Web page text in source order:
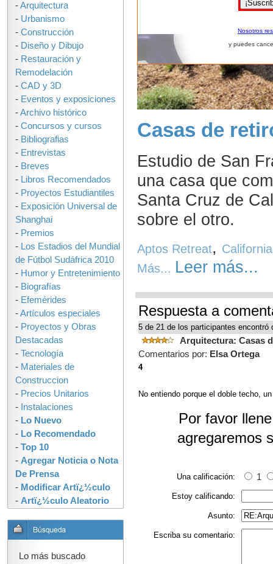
Casas de
Estudio de San
una casa que
Santa Cruz de
sobre el otro.
Aptos Retreat, California
Más... Leer más...
Respuesta a
5 de 21 de los participantes
Arquitectura: Casas
Comentarios por: Elsa Ortega
4
No entiendo porque el doble techo,
Por favor
agregaremos
Una calificación: 1
Estoy calificando:
Asunto:
Escriba su comentario:
Nosotros
y puedes
-Arquitectura
- Urbanismo
- Construcción
- Diseño y Dibujo
- Restauración y
Remodelación
- CAD y 3D
- Eventos y exposiciones
-Archivo histórico
- Concursos y cursos
- Bibliografias
- Entrevistas
- Breves
- Libros Recomendados
- Proyectos Estudiantiles
- Exposición Universal de
Shanghai
- Premios
- Los Estadios del Mundial
de Fútbol Sudáfrica 2010
- Humor y Entretenimiento
- Biografías
- Efemérides
-Artículos especiales
- Proyectos y Obras
Destacadas
- Tecnología
- Materiales de
Construccion
- Precios Unitarios
- Instalaciones
- Lo Nuevo
- Lo Recomendado
- Top 10
- Agregar Noticia o Nota
De Prensa
- Modificar Artï¿½culo
- Artï¿½culo Aleatorio
Lo más buscado